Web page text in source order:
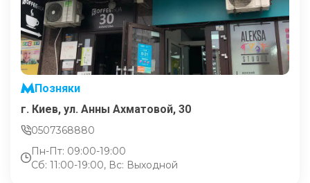
Позняки
г. Киев, ул. Анны Ахматовой, 30
0507368880
Пн-Пт: 09:00-19:00
Сб: 11:00-19:00, Вс: Выходной